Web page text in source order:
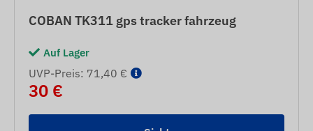
COBAN TK311 gps tracker fahrzeug
Auf Lager
UVP-Preis: 71,40 €
30 €